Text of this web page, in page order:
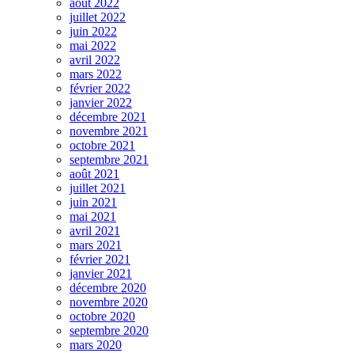
août 2022
juillet 2022
juin 2022
mai 2022
avril 2022
mars 2022
février 2022
janvier 2022
décembre 2021
novembre 2021
octobre 2021
septembre 2021
août 2021
juillet 2021
juin 2021
mai 2021
avril 2021
mars 2021
février 2021
janvier 2021
décembre 2020
novembre 2020
octobre 2020
septembre 2020
mars 2020